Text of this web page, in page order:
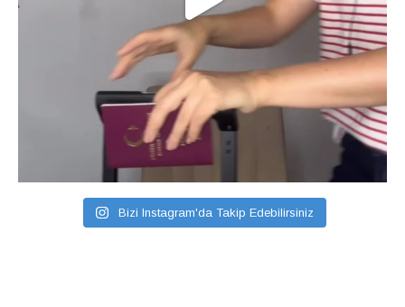
Bizi Instagram'da Takip Edebilirsiniz